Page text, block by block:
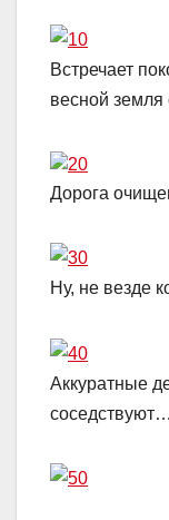
Встречает
весной земля
Дорога
Ну, не везде
Аккуратные
соседствуют…